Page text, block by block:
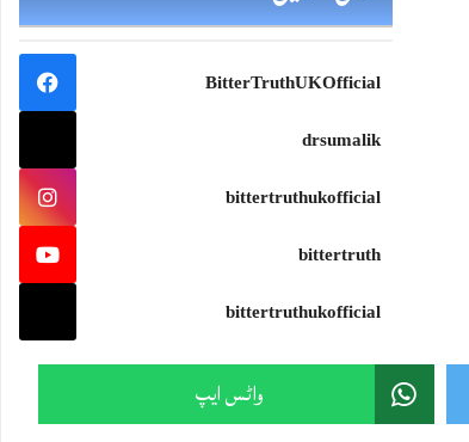
BitterTruthUKOfficial
drsumalik
bittertruthukofficial
bittertruth
bittertruthukofficial
واٹس ایپ